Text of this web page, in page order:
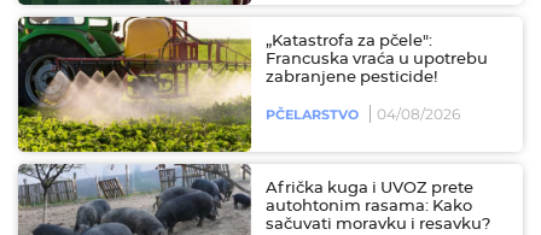
„Katastrofa za pčele":
Francuska vraća u upotrebu
zabranjene pesticide!
PČELARSTVO 04/08/2026
Afrička kuga i UVOZ prete
autohtonim rasama: Kako
sačuvati moravku i resavku?